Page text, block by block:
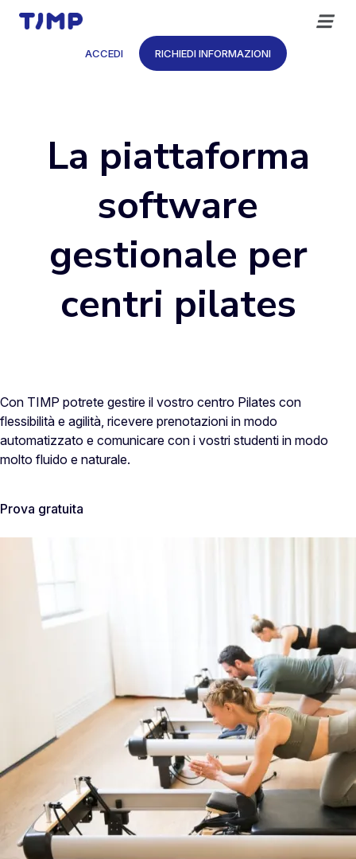
contenuto
ACCEDI RICHIEDI INFORMAZIONI
La piattaforma
software
gestionale per
centri pilates
Con TIMP potrete gestire il vostro centro Pilates con
flessibilità e agilità, ricevere prenotazioni in modo
automatizzato e comunicare con i vostri studenti in modo
molto fluido e naturale.
Prova gratuita